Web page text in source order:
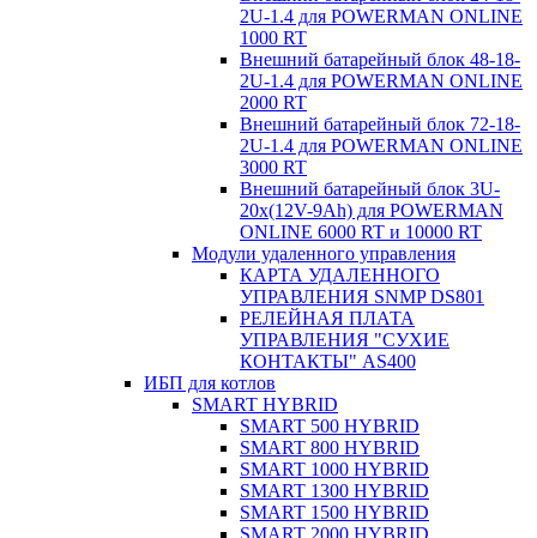
2U-1.4 для POWERMAN ONLINE
1000 RT
Внешний батарейный блок 48-18-
2U-1.4 для POWERMAN ONLINE
2000 RT
Внешний батарейный блок 72-18-
2U-1.4 для POWERMAN ONLINE
3000 RT
Внешний батарейный блок 3U-
20x(12V-9Ah) для POWERMAN
ONLINE 6000 RT и 10000 RT
Модули удаленного управления
КАРТА УДАЛЕННОГО
УПРАВЛЕНИЯ SNMP DS801
РЕЛЕЙНАЯ ПЛАТА
УПРАВЛЕНИЯ "СУХИЕ
КОНТАКТЫ" AS400
ИБП для котлов
SMART HYBRID
SMART 500 HYBRID
SMART 800 HYBRID
SMART 1000 HYBRID
SMART 1300 HYBRID
SMART 1500 HYBRID
SMART 2000 HYBRID